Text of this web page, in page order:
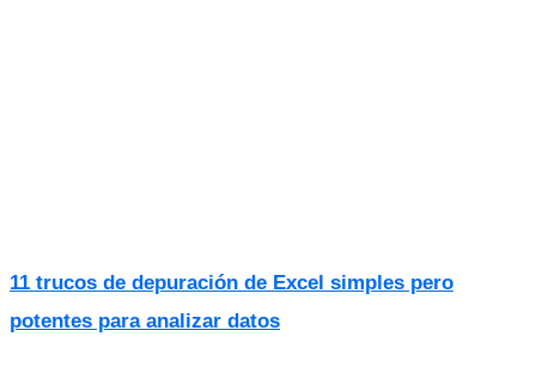
11 trucos de depuración de Excel simples pero
potentes para analizar datos